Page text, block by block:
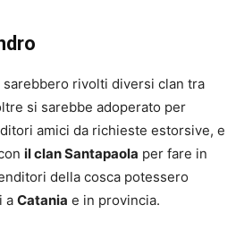
rivolti diversi clan tra
si sarebbe adoperato per
amici da richieste estorsive, e
il clan Santapaola per fare in
della cosca potessero
a Catania e in provincia.